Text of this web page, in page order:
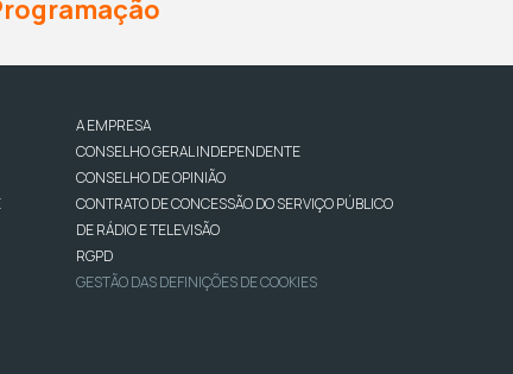
A EMPRESA
CONSELHO GERAL INDEPENDENTE
CONSELHO DE OPINIÃO
CONTRATO DE CONCESSÃO DO SERVIÇO PÚBLICO
DE RÁDIO E TELEVISÃO
RGPD
GESTÃO DAS DEFINIÇÕES DE COOKIES